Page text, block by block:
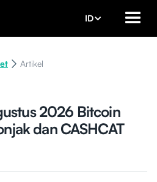
ID
Artikel
2026 Bitcoin
dan CASHCAT